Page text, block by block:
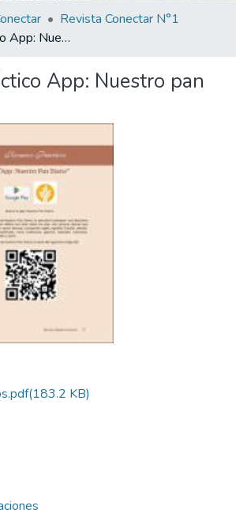
Revista Conectar N°1
Recurso Práctico App: Nuestro pan Diario,
App: Nuestro pan
(183.2 KB)